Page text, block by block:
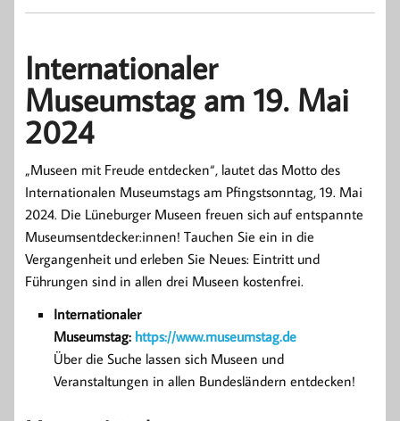
Internationaler
Museumstag am 19. Mai
2024
„Museen mit Freude entdecken“, lautet das Motto des
Internationalen Museumstags am Pfingstsonntag, 19. Mai
2024. Die Lüneburger Museen freuen sich auf entspannte
Museumsentdecker:innen! Tauchen Sie ein in die
Vergangenheit und erleben Sie Neues: Eintritt und
Führungen sind in allen drei Museen kostenfrei.
Internationaler
Museumstag: https://www.museumstag.de
Über die Suche lassen sich Museen und
Veranstaltungen in allen Bundesländern entdecken!